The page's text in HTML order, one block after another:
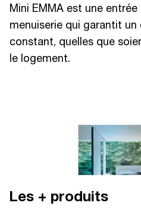
Mini EMMA est une
menuiserie qui garantit
constant, quelles que
le logement.
Les + produits